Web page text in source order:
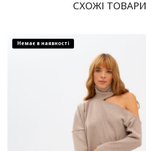
СХОЖІ ТОВАРИ
Немає в наявності